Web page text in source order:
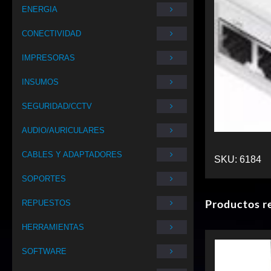
ENERGIA
CONECTIVIDAD
IMPRESORAS
INSUMOS
SEGURIDAD/CCTV
AUDIO/AURICULARES
CABLES Y ADAPTADORES
SOPORTES
REPUESTOS
HERRAMIENTAS
SOFTWARE
SKU:6184
Productos